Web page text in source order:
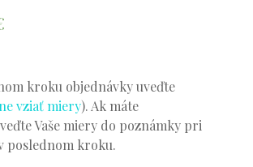
kroku objednávky uveďte
vziať miery). Ak máte
Vaše miery do poznámky pri
poslednom kroku.